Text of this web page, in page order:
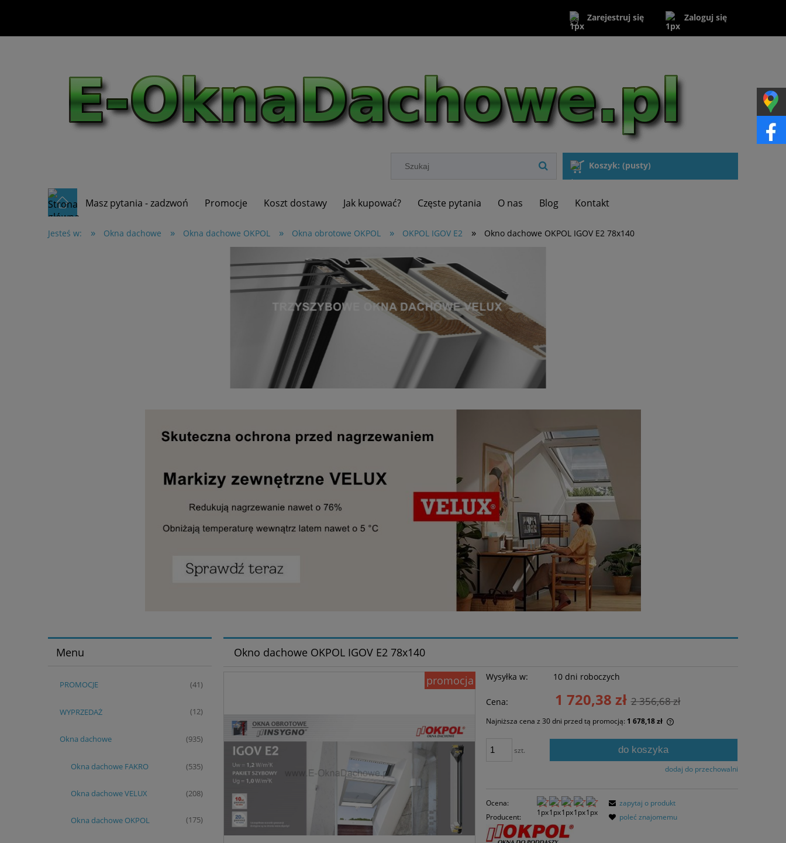
Zarejestruj się Zaloguj się
Koszyk: (pusty)
Masz pytania - zadzwoń Promocje Koszt dostawy Jak kupować? Częste pytania O nas Blog Kontakt
Jesteś w: » Okna dachowe » Okna dachowe OKPOL » Okna obrotowe OKPOL » OKPOL IGOV E2 » Okno dachowe OKPOL IGOV E2 78x140
Menu
PROMOCJE (41)
WYPRZEDAŻ (12)
Okna dachowe (935)
Okna dachowe FAKRO (535)
Okna dachowe VELUX (208)
Okna dachowe OKPOL (175)
Okno dachowe OKPOL IGOV E2 78x140
promocja
Wysyłka w: 10 dni roboczych
Cena: 1 720,38 zł 2 356,68 zł
Najniższa cena z 30 dni przed tą promocją: 1 678,18 zł
Jeżeli produkt jest sprzedawany krócej niż
30 dni, wyświetlana jest najniższa cena od
szt. do koszyka
dodaj do przechowalni
Ocena:
Producent:
zapytaj o produkt
poleć znajomemu